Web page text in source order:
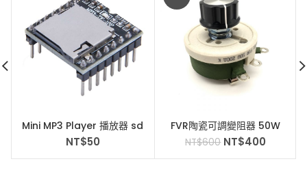
Mini MP3 Player 播放器 sd
卡 音樂 DFPlayer
NT$50
FVR陶瓷可調變阻器 50W
200歐姆（含變阻器旋鈕）
功率控制元件 人工手繞-台
灣製造
NT$600 NT$400